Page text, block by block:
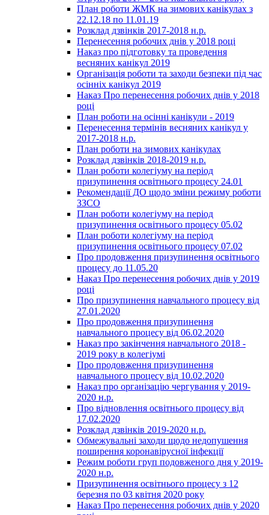
План роботи ЖМК на зимових канікулах з
22.12.18 по 11.01.19
Розклад дзвінків 2017-2018 н.р.
Перенесення робочих днів у 2018 році
Наказ про підготовку та проведення
весняних канікул 2019
Організація роботи та заходи безпеки під час
осінніх канікул 2019
Наказ Про перенесення робочих днів у 2018
році
План роботи на осінні канікули - 2019
Перенесення термінів весняних канікул у
2017-2018 н.р.
План роботи на зимових канікулах
Розклад дзвінків 2018-2019 н.р.
План роботи колегіуму на період
призупинення освітнього процесу 24.01
Рекомендації ДО щодо зміни режиму роботи
ЗЗСО
План роботи колегіуму на період
призупинення освітнього процесу 05.02
План роботи колегіуму на період
призупинення освітнього процесу 07.02
Про продовження призупинення освітнього
процесу до 11.05.20
Наказ Про перенесення робочих днів у 2019
році
Про призупинення навчального процесу від
27.01.2020
Про продовження призупинення
навчального процесу від 06.02.2020
Наказ про закінчення навчального 2018 -
2019 року в колегіумі
Про продовження призупинення
навчального процесу від 10.02.2020
Наказ про організацію чергування у 2019-
2020 н.р.
Про відновлення освітнього процесу від
17.02.2020
Розклад дзвінків 2019-2020 н.р.
Обмежувальні заходи щодо недопушення
поширення коронавірусної інфекції
Режим роботи груп подовженого дня у 2019-
2020 н.р.
Призупинення освітнього процесу з 12
березня по 03 квітня 2020 року
Наказ Про перенесення робочих днів у 2020